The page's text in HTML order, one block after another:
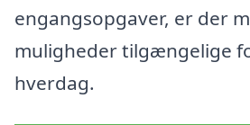
engangsopgaver, er der
muligheder tilgængelige
hverdag.